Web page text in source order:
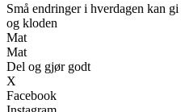
Små endringer i hverdagen kan
og kloden
Mat
Mat
Del og gjør godt
X
Facebook